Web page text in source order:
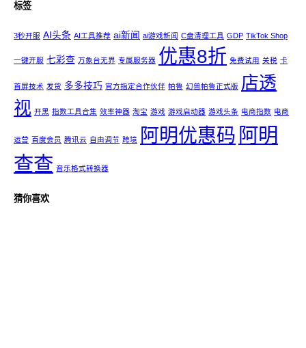
标签
3秒开服 AI头条 AI工具推荐 ai新闻 ai游戏新闻 C盘清理工具 GDP TikTok Shop
一键开服 七彩查 万象台无界 专属服务器 优惠8折 免费试用 关税 卡
首屏技术 发货 多多技巧 官方指定合作伙伴 帕鲁 幻兽帕鲁正式版 店透
视 开黑 指数工具合集 效率神器 淘宝 游戏 游戏启动器 游戏头条 电商指数 电商
运营 百度会员 腾讯云 自由调节 跨境 阿明优惠码 阿明
查查 音乐格式转换器
猜你喜欢